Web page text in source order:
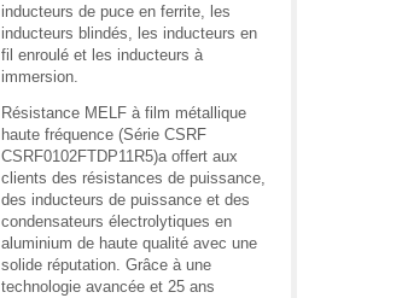
inducteurs de puce en ferrite, les
inducteurs blindés, les inducteurs en
fil enroulé et les inducteurs à
immersion.
Résistance MELF à film métallique
haute fréquence (Série CSRF
CSRF0102FTDP11R5)a offert aux
clients des résistances de puissance,
des inducteurs de puissance et des
condensateurs électrolytiques en
aluminium de haute qualité avec une
solide réputation. Grâce à une
technologie avancée et 25 ans